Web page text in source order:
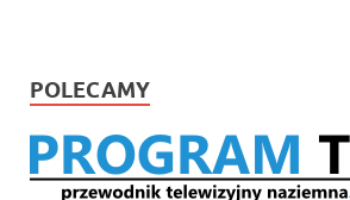
POLECAMY